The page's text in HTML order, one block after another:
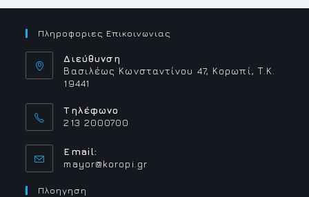
Πληροφοριες Επικοινωνιας
Διεύθυνση
Βασιλέως Κωνσταντίνου 47, Κορωπί, Τ.Κ.
19441
Τηλέφωνο
213 2000700
Email:
mayor@koropi.grOpens
Πλοηγηση